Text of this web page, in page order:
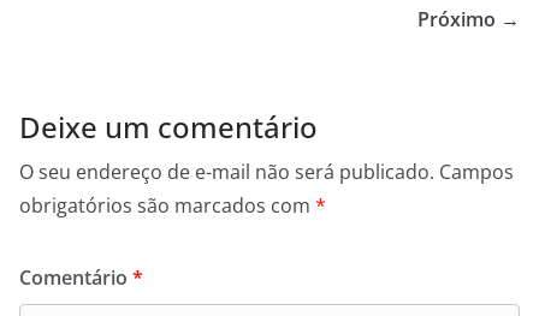
o
k
p
Próximo →
Deixe um comentário
O seu endereço de e-mail não será publicado. Campos
obrigatórios são marcados com *
Comentário *